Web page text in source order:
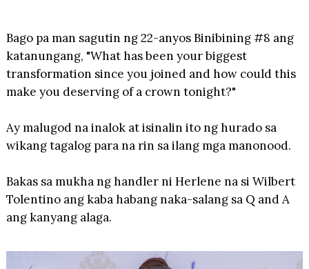
Bago pa man sagutin ng 22-anyos Binibining #8 ang
katanungang, "What has been your biggest
transformation since you joined and how could this
make you deserving of a crown tonight?"
Ay malugod na inalok at isinalin ito ng hurado sa
wikang tagalog para na rin sa ilang mga manonood.
Bakas sa mukha ng handler ni Herlene na si Wilbert
Tolentino ang kaba habang naka-salang sa Q and A
ang kanyang alaga.